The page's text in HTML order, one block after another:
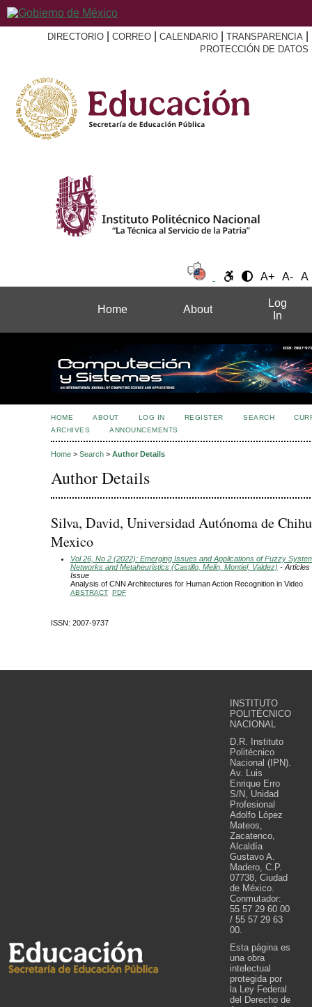
DIRECTORIO CORREO CALENDARIO TRANSPARENCIA
PROTECCIÓN DE DATOS
A+ A- A
Home About
Log
In
HOME ABOUT LOG IN REGISTER SEARCH
ARCHIVES
ANNOUNCEMENTS
Home > Search > Author Details
Author Details
Silva, David, Universidad Autónoma de
Mexico
Vol 26, No 2 (2022): Emerging Issues and Applications of Fuzzy
Networks and Metaheuristics (Castillo, Melin, Montiel, Valdez) - Articles
Issue
Analysis of CNN Architectures for Human Action Recognition in Video
ABSTRACT PDF
ISSN: 2007-9737
INSTITUTO
POLITÉCNICO
NACIONAL
D.R. Instituto
Politécnico
Nacional (IPN).
Av. Luis
Enrique Erro
S/N, Unidad
Profesional
Adolfo López
Mateos,
Zacatenco,
Alcaldía
Gustavo A.
Madero, C.P.
07738, Ciudad
de México.
Conmutador:
55 57 29 60 00
/ 55 57 29 63
00.
Esta página es
una obra
intelectual
protegida por
la Ley Federal
del Derecho de